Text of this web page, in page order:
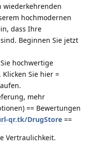
wiederkehrenden
hochmodernen
dass Ihre
Beginnen Sie jetzt
hochwertige
Sie hier =
mehr
== Bewertungen
qr.tk/DrugStore ==
Vertraulichkeit.